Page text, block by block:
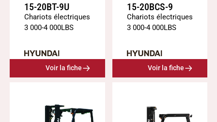
15-20BT-9U
Chariots électriques
3 000-4 000LBS
Voir la fiche
15-20BCS-9
Chariots électriques
3 000-4 000LBS
Voir la fiche